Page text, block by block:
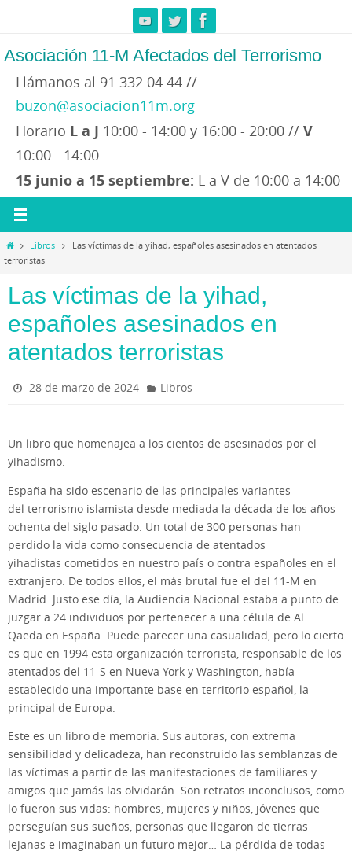
contenido
Asociación 11-M Afectados del Terrorismo
Llámanos al 91 332 04 44 //
buzon@asociacion11m.org
Horario L a J 10:00 - 14:00 y 16:00 - 20:00 // V
10:00 - 14:00
15 junio a 15 septiembre: L a V de 10:00 a 14:00
InicioLibros
Las víctimas de la yihad, españoles asesinados en atentados
terroristas
Las víctimas de la yihad,
españoles asesinados en
atentados terroristas
28 de marzo de 2024 Libros
Un libro que homenajea a los cientos de asesinados por el
yihadismo.
España ha sido escenario de las principales variantes
del terrorismo islamista desde mediada la década de los años
ochenta del siglo pasado. Un total de 300 personas han
perdido la vida como consecuencia de atentados
yihadistas cometidos en nuestro país o contra españoles en el
extranjero. De todos ellos, el más brutal fue el del 11-M en
Madrid. Justo ese día, la Audiencia Nacional estaba a punto de
juzgar a 24 individuos por pertenecer a una célula de Al
Qaeda en España. Puede parecer una casualidad, pero lo cierto
es que en 1994 esta organización terrorista, responsable de los
atentados del 11-S en Nueva York y Washington, había
establecido una importante base en territorio español, la
principal de Europa.
Este es un libro de memoria. Sus autoras, con extrema
sensibilidad y delicadeza, han reconstruido las semblanzas de
las víctimas a partir de las manifestaciones de familiares y
amigos que jamás las olvidarán. Son retratos inconclusos, como
lo fueron sus vidas: hombres, mujeres y niños, jóvenes que
perseguían sus sueños, personas que llegaron de tierras
lejanas e imaginaban un futuro mejor… La pérdida de todas